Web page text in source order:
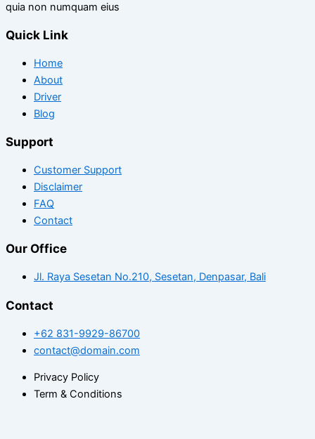
quia non numquam eius
Quick Link
Home
About
Driver
Blog
Support
Customer Support
Disclaimer
FAQ
Contact
Our Office
Jl. Raya Sesetan No.210, Sesetan, Denpasar, Bali
Contact
+62 831-9929-86700
contact@domain.com
Privacy Policy
Term & Conditions